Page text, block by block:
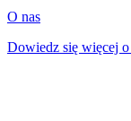
O nas
Dowiedz się więcej o